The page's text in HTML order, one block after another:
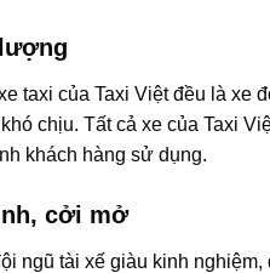
taxi của Taxi Việt đều là
chịu. Tất cả xe của Taxi
khách hàng sử dụng.
cởi mở
ngũ tài xế giàu kinh